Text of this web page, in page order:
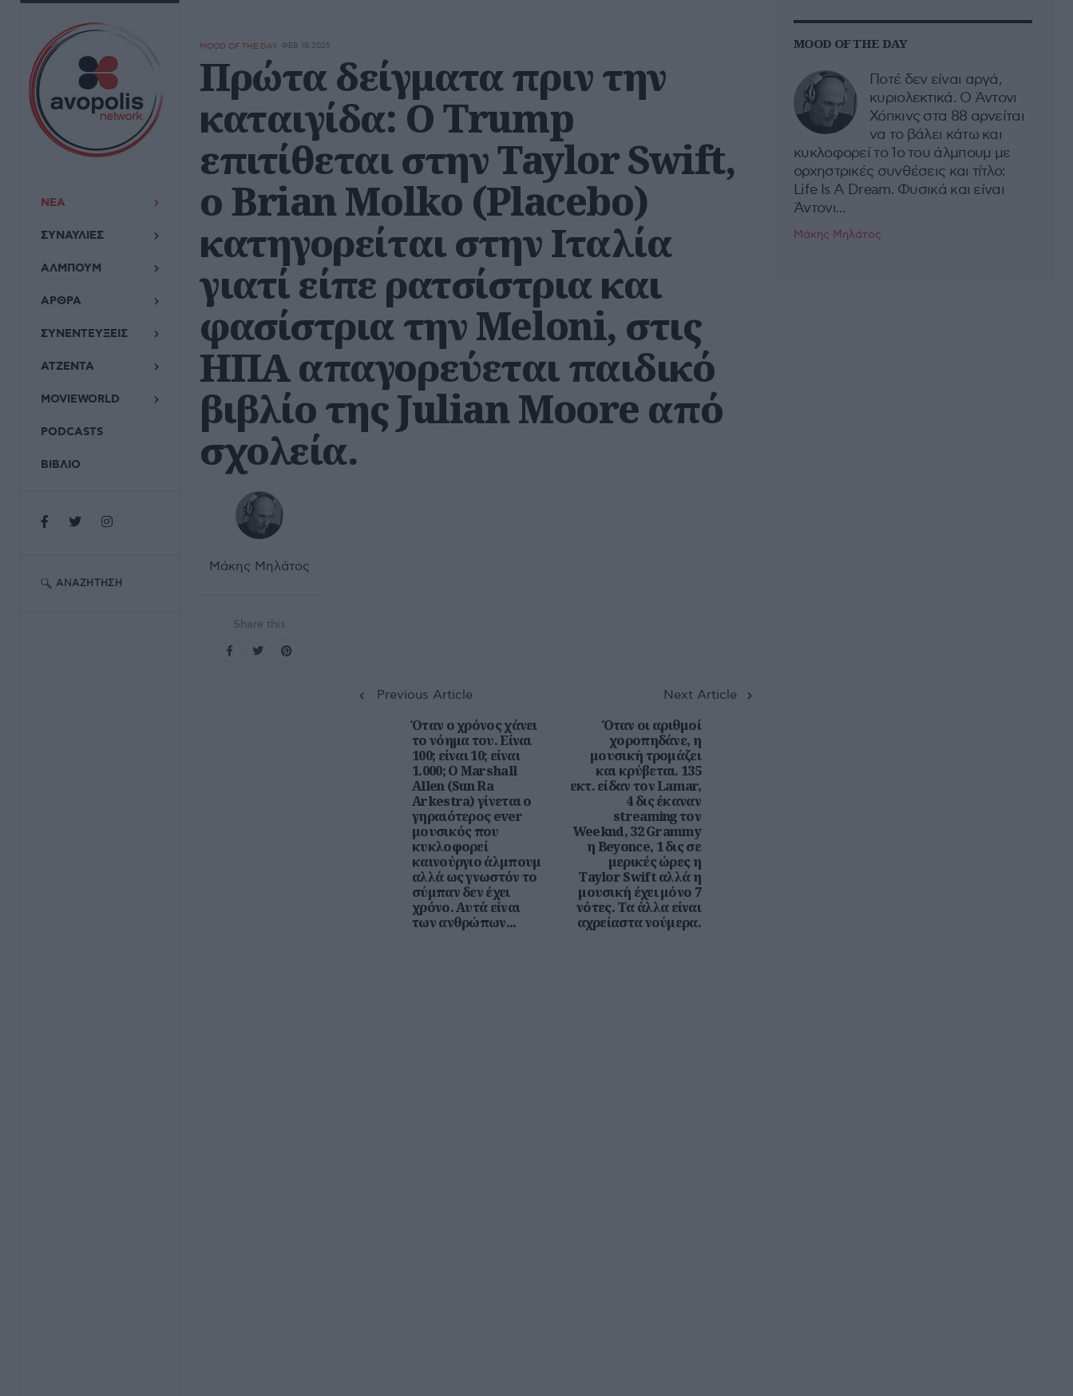
ΝΕΑ
ΣΥΝΑΥΛΙΕΣ
ΑΛΜΠΟΥΜ
ΑΡΘΡΑ
ΣΥΝΕΝΤΕΥΞΕΙΣ
ΑΤΖΕΝΤΑ
MOVIEWORLD
PODCASTS
ΒΙΒΛΙΟ
ΑΝΑΖΉΤΗΣΗ
MOOD OF THE DAY ΦΕΒ 18,2025
Πρώτα δείγματα πριν την
καταιγίδα: Ο Trump
επιτίθεται στην Taylor Swift,
ο Brian Molko (Placebo)
κατηγορείται στην Ιταλία
γιατί είπε ρατσίστρια και
φασίστρια την Meloni, στις
ΗΠΑ απαγορεύεται παιδικό
βιβλίο της Julian Moore από
σχολεία.
Μάκης Μηλάτος
Share this
Previous Article
Όταν ο χρόνος χάνει
το νόημα του. Είναι
100; είναι 10; είναι
1.000; Ο Marshall
Allen (Sun Ra
Arkestra) γίνεται ο
γηραιότερος ever
μουσικός που
κυκλοφορεί
καινούργιο άλμπουμ
αλλά ως γνωστόν το
σύμπαν δεν έχει
χρόνο. Αυτά είναι
των ανθρώπων...
Next Article
Όταν οι αριθμοί
χοροπηδάνε, η
μουσική τρομάζει
και κρύβεται. 135
εκτ. είδαν τον Lamar,
4 δις έκαναν
streaming τον
Weeknd, 32 Grammy
η Beyonce, 1 δις σε
μερικές ώρες η
Taylor Swift αλλά η
μουσική έχει μόνο 7
νότες. Τα άλλα είναι
αχρείαστα νούμερα.
MOOD OF THE DAY
Ποτέ δεν είναι αργά,
κυριολεκτικά. Ο Άντονι
Χόπκινς στα 88 αρνείται
να το βάλει κάτω και
κυκλοφορεί το 1ο του άλμπουμ με
ορχηστρικές συνθέσεις και τίτλο:
Life Is A Dream. Φυσικά και είναι
Άντονι...
Μάκης Μηλάτος